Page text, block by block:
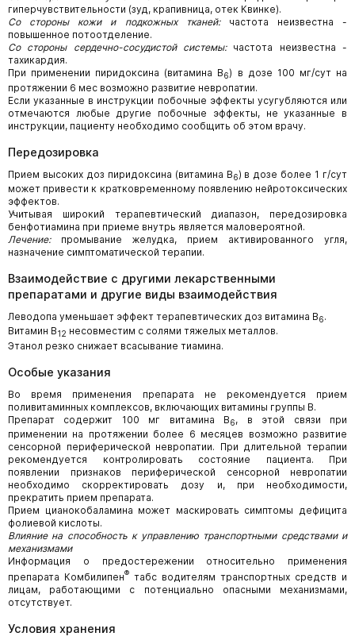
гиперчувствительности (зуд, крапивница, отек Квинке).
Со стороны кожи и подкожных тканей:частота неизвестна -
повышенное потоотделение.
Со стороны сердечно-сосудистой системы:частота неизвестна -
тахикардия.
При применении пиридоксина (витамина В6) в дозе 100 мг/сут на
протяжении 6 мес возможно развитие невропатии.
Если указанные в инструкции побочные эффекты усугубляются или
отмечаются любые другие побочные эффекты, не указанные в
инструкции, пациенту необходимо сообщить об этом врачу.
Передозировка
Прием высоких доз пиридоксина (витамина В6) в дозе более 1 г/сут
может привести к кратковременному появлению нейротоксических
эффектов.
Учитывая широкий терапевтический диапазон, передозировка
бенфотиамина при приеме внутрь является маловероятной.
Лечение:промывание желудка, прием активированного угля,
назначение симптоматической терапии.
Взаимодействие с другими лекарственными
препаратами и другие виды взаимодействия
Леводопа уменьшает эффект терапевтических доз витамина В6.
Витамин В12 несовместим с солями тяжелых металлов.
Этанол резко снижает всасывание тиамина.
Особые указания
Во время применения препарата не рекомендуется прием
поливитаминных комплексов, включающих витамины группы В.
Препарат содержит 100 мг витамина В6, в этой связи при
применении на протяжении более 6 месяцев возможно развитие
сенсорной периферической невропатии. При длительной терапии
рекомендуется контролировать состояние пациента. При
появлении признаков периферической сенсорной невропатии
необходимо скорректировать дозу и, при необходимости,
прекратить прием препарата.
Прием цианокобаламина может маскировать симптомы дефицита
фолиевой кислоты.
Влияние на способность к управлению транспортными средствами и
механизмами
Информация о предостережении относительно применения
препарата Комбилипен® табс водителям транспортных средств и
лицам, работающими с потенциально опасными механизмами,
отсутствует.
Условия хранения